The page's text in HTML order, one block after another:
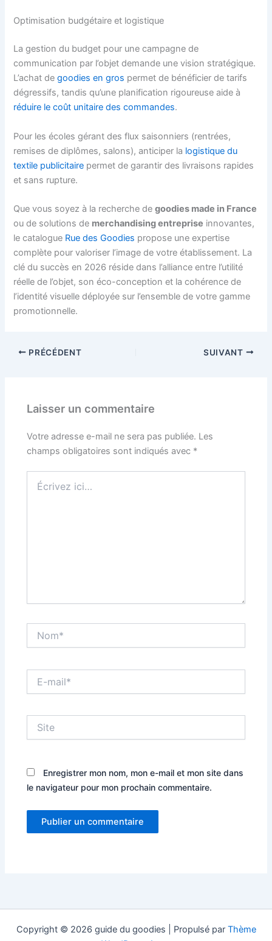
Optimisation budgétaire et logistique
La gestion du budget pour une campagne de
communication par l’objet demande une vision stratégique.
L’achat degoodies en gros permet de bénéficier de tarifs
dégressifs, tandis qu’une planification rigoureuse aide à
réduire le coût unitaire des commandes.
Pour les écoles gérant des flux saisonniers (rentrées,
remises de diplômes, salons), anticiper la logistique du
textile publicitaire permet de garantir des livraisons rapides
et sans rupture.
Que vous soyez à la recherche degoodies made in France
ou de solutions de merchandising entreprise innovantes,
le catalogue Rue des Goodies propose une expertise
complète pour valoriser l’image de votre établissement. La
clé du succès en 2026 réside dans l’alliance entre l’utilité
réelle de l’objet, son éco-conception et la cohérence de
l’identité visuelle déployée sur l’ensemble de votre gamme
promotionnelle.
PRÉCÉDENT SUIVANT
Laisser un commentaire
Votre adresse e-mail ne sera pas publiée. Les
champs obligatoires sont indiqués avec *
ici…
mail*
Enregistrer mon nom, mon e-mail et mon site dans
le navigateur pour mon prochain commentaire.
Copyright © 2026 guide du goodies | Propulsé par Thème